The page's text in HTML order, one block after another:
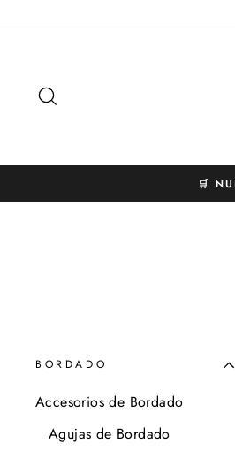
🛒
BORDADO
Accesorios de Bordado
Agujas de Bordado